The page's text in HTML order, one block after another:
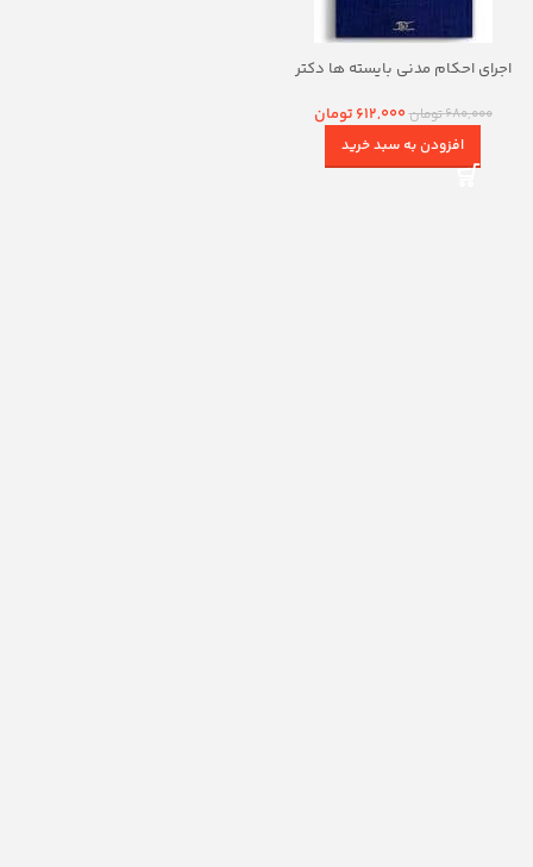
اجرای احکام مدنی بایسته ها دکتر
680,000تومان612,000 تومان
افزودن به سبد خرید